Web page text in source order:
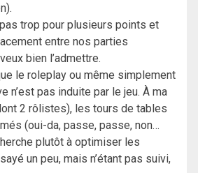
trop pour plusieurs points et
entre nos parties
bien l’admettre.
le roleplay ou même simplement
n’est pas induite par le jeu. À ma
2 rôlistes), les tours de tables
(oui-da, passe, passe, non…
plutôt à optimiser les
un peu, mais n’étant pas suivi,